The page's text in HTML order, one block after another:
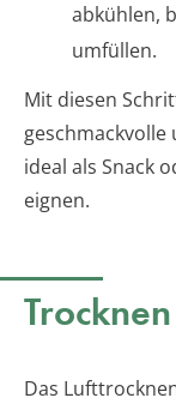
abkühlen,
umfüllen.
Mit diesen
ideal als Snack
eignen.
Das